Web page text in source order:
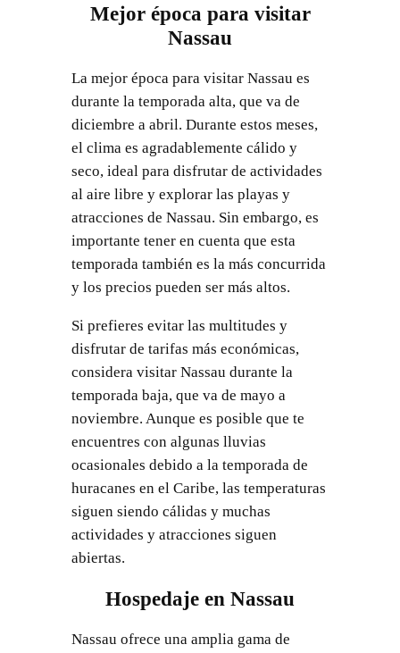
Mejor época para visitar
Nassau
La mejor época para visitar Nassau es
durante la temporada alta, que va de
diciembre a abril. Durante estos meses,
el clima es agradablemente cálido y
seco, ideal para disfrutar de actividades
al aire libre y explorar las playas y
atracciones de Nassau. Sin embargo, es
importante tener en cuenta que esta
temporada también es la más concurrida
y los precios pueden ser más altos.
Si prefieres evitar las multitudes y
disfrutar de tarifas más económicas,
considera visitar Nassau durante la
temporada baja, que va de mayo a
noviembre. Aunque es posible que te
encuentres con algunas lluvias
ocasionales debido a la temporada de
huracanes en el Caribe, las temperaturas
siguen siendo cálidas y muchas
actividades y atracciones siguen
abiertas.
Hospedaje en Nassau
Nassau ofrece una amplia gama de